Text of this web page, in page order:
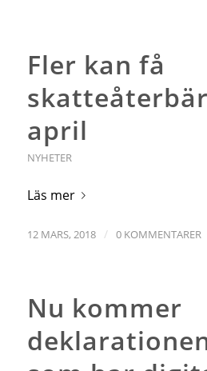
Fler kan få
april
NYHETER
Läs mer
12 MARS, 2018 / 0 KOMMENTARER
Nu kommer